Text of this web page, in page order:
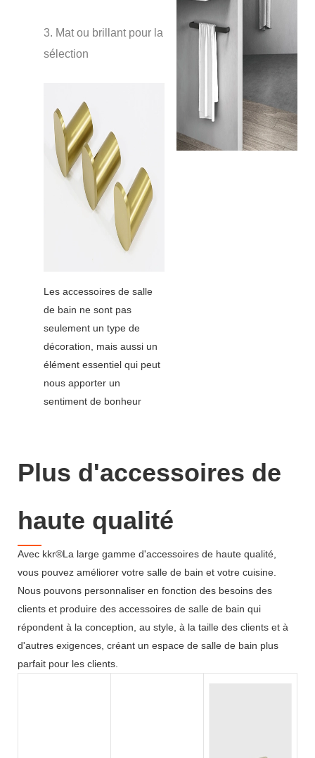
3. Mat ou brillant pour la
sélection
Les accessoires de salle
de bain ne sont pas
seulement un type de
décoration, mais aussi un
élément essentiel qui peut
nous apporter un
sentiment de bonheur
Plus d'accessoires de
haute qualité
Avec kkr®La large gamme d'accessoires de haute qualité,
vous pouvez améliorer votre salle de bain et votre cuisine.
Nous pouvons personnaliser en fonction des besoins des
clients et produire des accessoires de salle de bain qui
répondent à la conception, au style, à la taille des clients et à
d'autres exigences, créant un espace de salle de bain plus
parfait pour les clients.